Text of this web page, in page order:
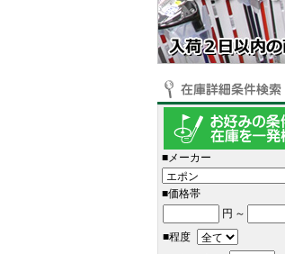
■メーカー
■価格帯
円 ～
■程度